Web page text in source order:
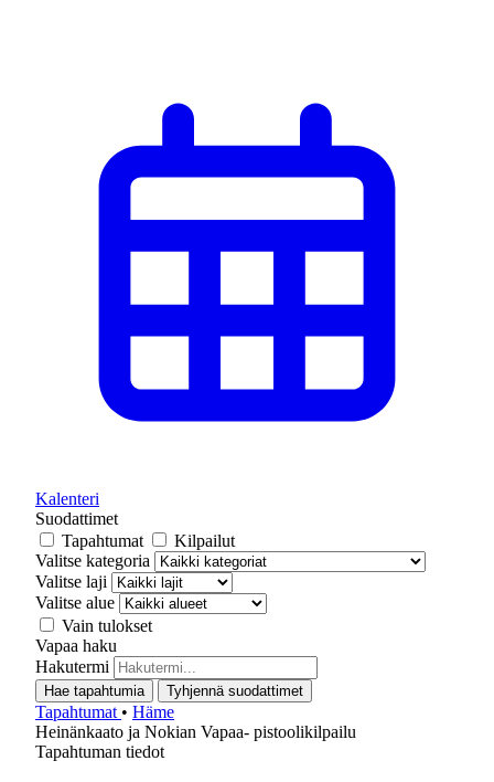
Kalenteri
Suodattimet
Tapahtumat
Kilpailut
Valitse kategoria
Valitse laji
Valitse alue
Vain tulokset
Vapaa haku
Hakutermi
Hae tapahtumia Tyhjennä suodattimet
Tapahtumat • Häme
Heinänkaato ja Nokian Vapaa- pistoolikilpailu
Tapahtuman tiedot